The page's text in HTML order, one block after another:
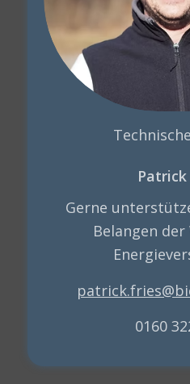
Patrick
Gerne
Belangen
0160